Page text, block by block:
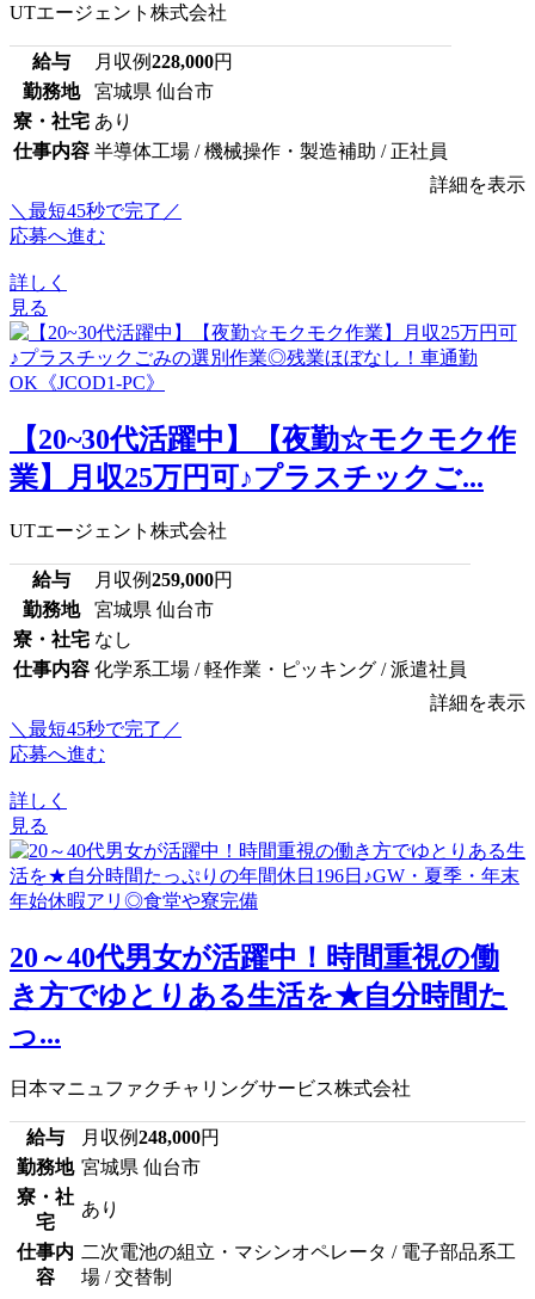
UTエージェント株式会社
給与 月収例228,000円
勤務地
宮城県 仙台市
寮・社宅 あり
仕事内容 半導体工場 / 機械操作・製造補助 / 正社員
詳細を表示
＼最短45秒で完了／
応募へ進む
詳しく
見る
【20~30代活躍中】【夜勤☆モクモク作
業】月収25万円可♪プラスチックご...
UTエージェント株式会社
給与 月収例259,000円
勤務地
宮城県 仙台市
寮・社宅 なし
仕事内容 化学系工場 / 軽作業・ピッキング / 派遣社員
詳細を表示
＼最短45秒で完了／
応募へ進む
詳しく
見る
20～40代男女が活躍中！時間重視の働
き方でゆとりある生活を★自分時間た
っ...
日本マニュファクチャリングサービス株式会社
給与 月収例248,000円
勤務地 宮城県 仙台市
寮・社
宅
あり
仕事内
容
二次電池の組立・マシンオペレータ / 電子部品系工
場 / 交替制